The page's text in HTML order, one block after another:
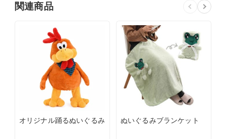
関連商品
オリジナル踊るぬいぐるみ ぬいぐるみブランケット